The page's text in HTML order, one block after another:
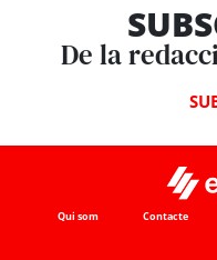
De la
Qui som Contacte